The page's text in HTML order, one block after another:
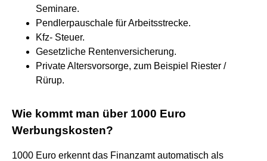
Seminare.
Pendlerpauschale für Arbeitsstrecke.
Kfz- Steuer.
Gesetzliche Rentenversicherung.
Private Altersvorsorge, zum Beispiel Riester /
Rürup.
Wie kommt man über 1000 Euro
Werbungskosten?
1000 Euro erkennt das Finanzamt automatisch als